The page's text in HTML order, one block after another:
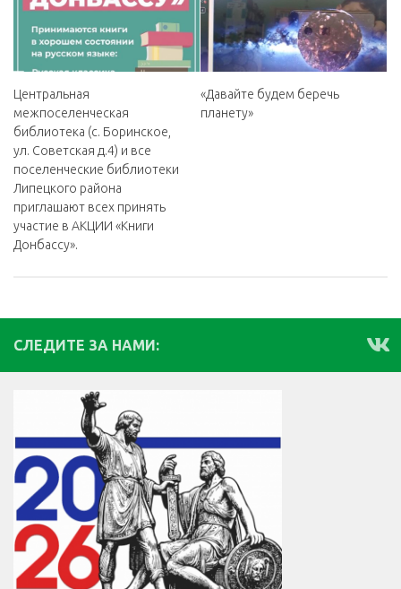
Центральная
межпоселенческая
библиотека (с. Боринское,
ул. Советская д.4) и все
поселенческие библиотеки
Липецкого района
приглашают всех принять
участие в АКЦИИ «Книги
Донбассу».
«Давайте будем беречь
планету»
СЛЕДИТЕ ЗА НАМИ: